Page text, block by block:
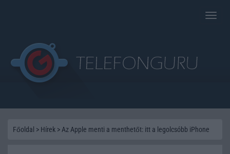
Toggle
Főoldal > Hírek > Az Apple menti a menthetőt: itt a legolcsóbb iPhone